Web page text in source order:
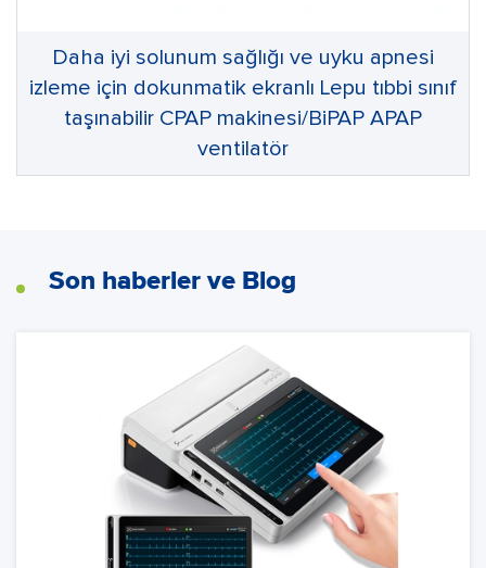
Daha iyi solunum sağlığı ve uyku apnesi
izleme için dokunmatik ekranlı Lepu tıbbi sınıf
taşınabilir CPAP makinesi/BiPAP APAP
ventilatör
Son haberler ve Blog